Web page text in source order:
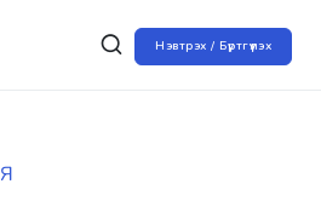
Нэвтрэх / Бүртгүүлэх
Я